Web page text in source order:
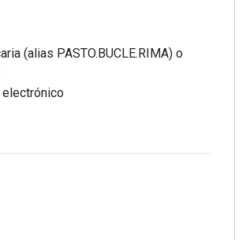
(alias PASTO.BUCLE.RIMA) o
electrónico